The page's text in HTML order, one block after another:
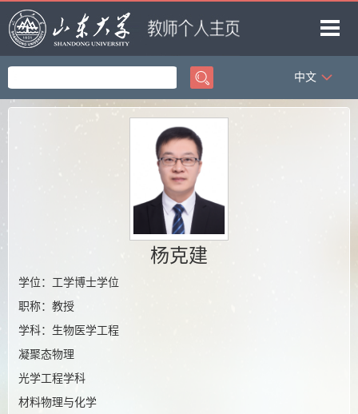
首页
中文
杨克建
学位：工学博士学位
职称：教授
学科：生物医学工程
凝聚态物理
光学工程学科
材料物理与化学